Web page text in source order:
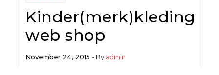
Kinder(merk)kleding
web shop
November 24, 2015 - By admin